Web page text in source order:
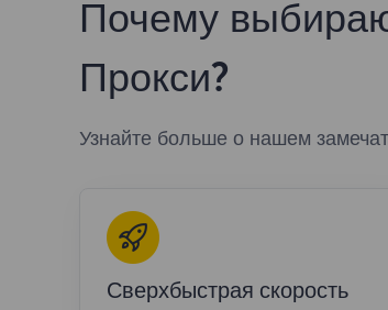
Почему
Прокси?
Узнайте больше о нашем
Сверхбыстрая скорость